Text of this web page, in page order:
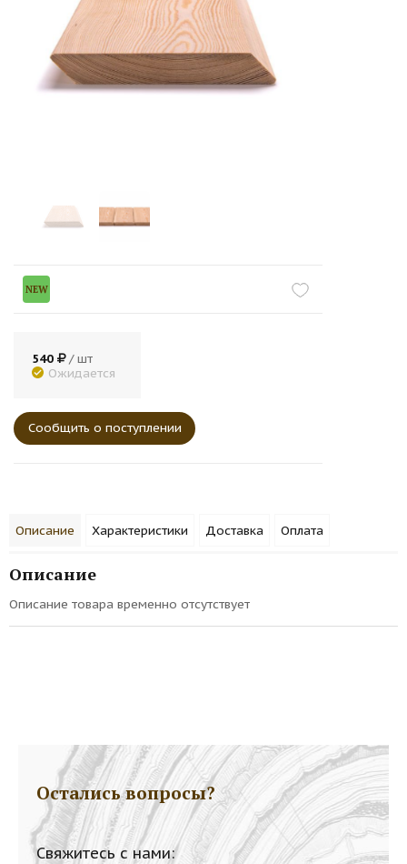
NEW
540
/ шт
Ожидается
Сообщить о поступлении
Описание Характеристики Доставка Оплата
Описание
Описание товара временно отсутствует
Остались вопросы?
Свяжитесь с нами: